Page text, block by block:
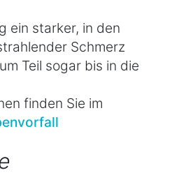
ein starker, in den
Schmerz
Teil sogar bis in die
finden Sie im